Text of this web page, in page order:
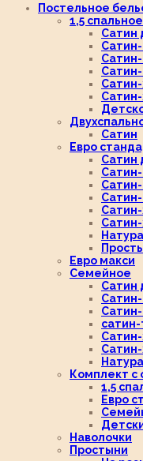
Постельное
1,5 спальное
Сатин
Сатин
Евро
Сатин
Евро макси
Семейное
Сатин
Комплект с
1,5
Евро
Наволочки
Простыни